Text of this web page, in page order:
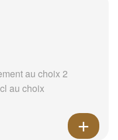
au choix 2
au choix